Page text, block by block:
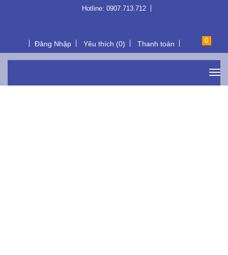
Hotline: 0907.713.712
Đăng Nhập Yêu thích (0) Thanh toán 0